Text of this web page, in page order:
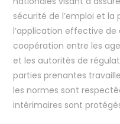
sécurité de l’emploi et
l’application effective
coopération entre les
et les autorités de
parties prenantes
les normes sont
intérimaires sont